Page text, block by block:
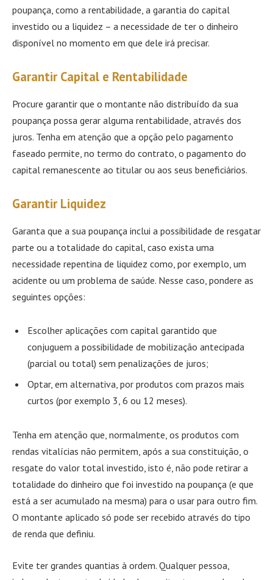
poupança, como a rentabilidade, a garantia do capital
investido ou a liquidez – a necessidade de ter o dinheiro
disponível no momento em que dele irá precisar.
Garantir Capital e Rentabilidade
Procure garantir que o montante não distribuído da sua
poupança possa gerar alguma rentabilidade, através dos
juros. Tenha em atenção que a opção pelo pagamento
faseado permite, no termo do contrato, o pagamento do
capital remanescente ao titular ou aos seus beneficiários.
Garantir Liquidez
Garanta que a sua poupança inclui a possibilidade de resgatar
parte ou a totalidade do capital, caso exista uma
necessidade repentina de liquidez como, por exemplo, um
acidente ou um problema de saúde. Nesse caso, pondere as
seguintes opções:
Escolher aplicações com capital garantido que
conjuguem a possibilidade de mobilização antecipada
(parcial ou total) sem penalizações de juros;
Optar, em alternativa, por produtos com prazos mais
curtos (por exemplo 3, 6 ou 12 meses).
Tenha em atenção que, normalmente, os produtos com
rendas vitalícias não permitem, após a sua constituição, o
resgate do valor total investido, isto é, não pode retirar a
totalidade do dinheiro que foi investido na poupança (e que
está a ser acumulado na mesma) para o usar para outro fim.
O montante aplicado só pode ser recebido através do tipo
de renda que definiu.
Evite ter grandes quantias à ordem. Qualquer pessoa,